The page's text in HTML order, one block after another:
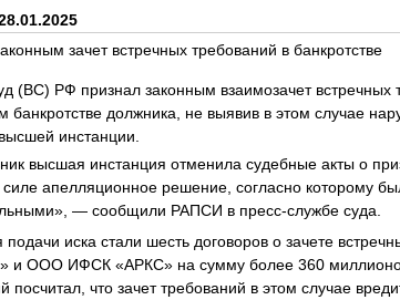
зачет встречных требований в банкротстве
(ВС) РФ признал законным взаимозачет
банкротстве должника, не выявив в этом случае
инстанции.
высшая инстанция отменила судебные акты о
силе апелляционное решение, согласно которому
— сообщили РАПСИ в пресс-службе суда.
иска стали шесть договоров о зачете
и ООО ИФСК «АРКС» на сумму более 360
посчитал, что зачет требований в этом случае